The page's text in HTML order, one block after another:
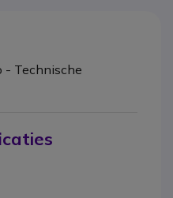
- Technische